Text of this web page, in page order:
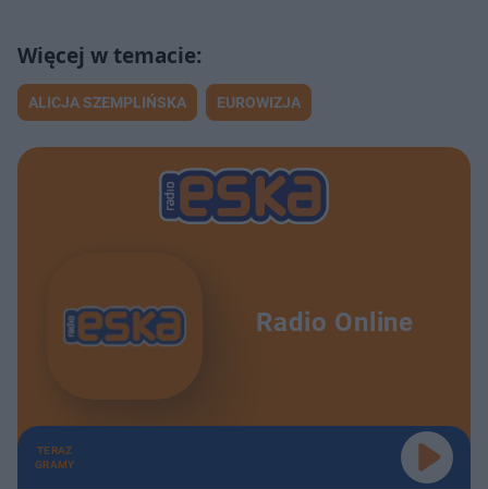
ALICJA SZEMPLIŃSKA EUROWIZJA
Radio Online
TERAZ
GRAMY